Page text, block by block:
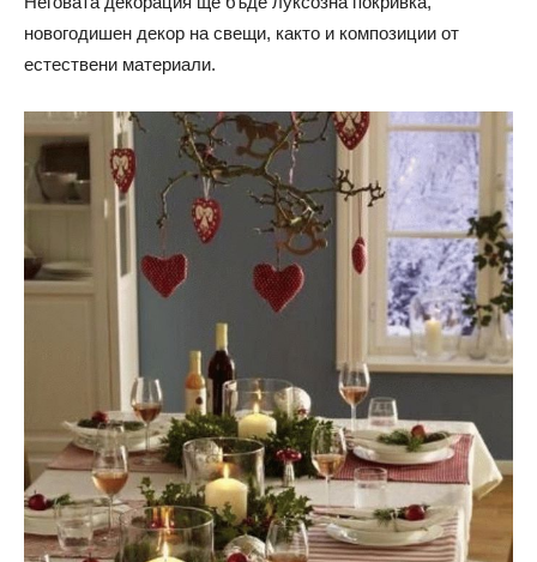
новогодишен декор на свещи, както и композиции от
естествени материали.